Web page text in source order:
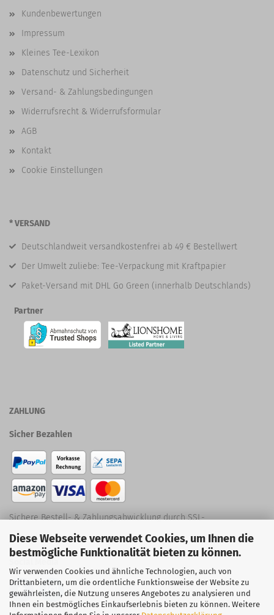
Diese Webseite verwendet Cookies, um Ihnen die
bestmögliche Funktionalität bieten zu können.
Wir verwenden Cookies und ähnliche Technologien, auch von
Drittanbietern, um die ordentliche Funktionsweise der Website zu
gewährleisten, die Nutzung unseres Angebotes zu analysieren und
Ihnen ein bestmögliches Einkaufserlebnis bieten zu können. Weitere
Kundenbewertungen
Impressum
Kleines Tee-Lexikon
Datenschutz und Sicherheit
Versand- & Zahlungsbedingungen
Widerrufsrecht & Widerrufsformular
AGB
Kontakt
Cookie Einstellungen
* VERSAND
Deutschlandweit versandkostenfrei ab 49 € Bestellwert
Der Umwelt zuliebe: Tee-Verpackung mit Kraftpapier
Paket-Versand mit DHL Go Green (innerhalb Deutschlands)
Partner
ZAHLUNG
Sicher Bezahlen
Sichere Bestell- & Zahlungsabwicklung durch SSL-
Verschlüsselung
Social Media